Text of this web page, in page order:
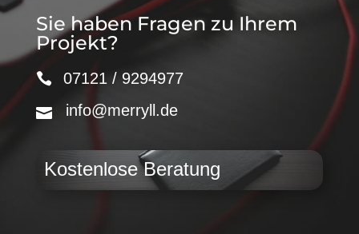
Sie haben Fragen zu Ihrem
Projekt?
07121 / 9294977
info@merryll.de
Kostenlose Beratung